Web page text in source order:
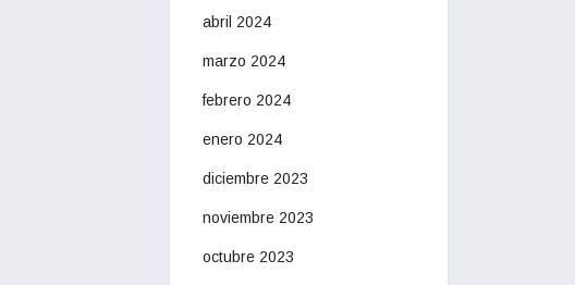
abril 2024
marzo 2024
febrero 2024
enero 2024
diciembre 2023
noviembre 2023
octubre 2023